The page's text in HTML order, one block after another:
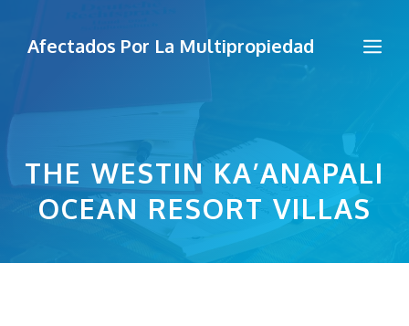
Afectados Por La Multipropiedad
THE WESTIN KA’ANAPALI
OCEAN RESORT VILLAS